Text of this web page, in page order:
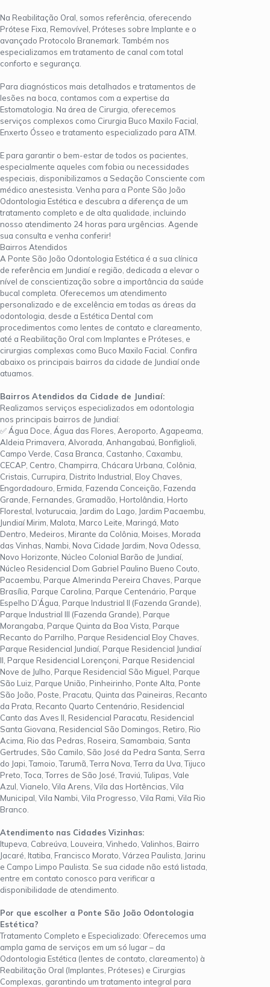
Na Reabilitação Oral, somos referência, oferecendo
Prótese Fixa, Removível, Próteses sobre Implante e o
avançado Protocolo Branemark. Também nos
especializamos em tratamento de canal com total
conforto e segurança.
Para diagnósticos mais detalhados e tratamentos de
lesões na boca, contamos com a expertise da
Estomatologia. Na área de Cirurgia, oferecemos
serviços complexos como Cirurgia Buco Maxilo Facial,
Enxerto Ósseo e tratamento especializado para ATM.
E para garantir o bem-estar de todos os pacientes,
especialmente aqueles com fobia ou necessidades
especiais, disponibilizamos a Sedação Consciente com
médico anestesista. Venha para a Ponte São João
Odontologia Estética e descubra a diferença de um
tratamento completo e de alta qualidade, incluindo
nosso atendimento 24 horas para urgências. Agende
sua consulta e venha conferir!
Bairros Atendidos
A Ponte São João Odontologia Estética é a sua clínica
de referência em Jundiaí e região, dedicada a elevar o
nível de conscientização sobre a importância da saúde
bucal completa. Oferecemos um atendimento
personalizado e de excelência em todas as áreas da
odontologia, desde a Estética Dental com
procedimentos como lentes de contato e clareamento,
até a Reabilitação Oral com Implantes e Próteses, e
cirurgias complexas como Buco Maxilo Facial. Confira
abaixo os principais bairros da cidade de Jundiaí onde
atuamos.
Bairros Atendidos da Cidade de Jundiaí:
Realizamos serviços especializados em odontologia
nos principais bairros de Jundiaí:
✅ Água Doce, Água das Flores, Aeroporto, Agapeama,
Aldeia Primavera, Alvorada, Anhangabaú, Bonfiglioli,
Campo Verde, Casa Branca, Castanho, Caxambu,
CECAP, Centro, Champirra, Chácara Urbana, Colônia,
Cristais, Currupira, Distrito Industrial, Eloy Chaves,
Engordadouro, Ermida, Fazenda Conceição, Fazenda
Grande, Fernandes, Gramadão, Hortolândia, Horto
Florestal, Ivoturucaia, Jardim do Lago, Jardim Pacaembu,
Jundiaí Mirim, Malota, Marco Leite, Maringá, Mato
Dentro, Medeiros, Mirante da Colônia, Moises, Morada
das Vinhas, Nambi, Nova Cidade Jardim, Nova Odessa,
Novo Horizonte, Núcleo Colonial Barão de Jundiaí,
Núcleo Residencial Dom Gabriel Paulino Bueno Couto,
Pacaembu, Parque Almerinda Pereira Chaves, Parque
Brasília, Parque Carolina, Parque Centenário, Parque
Espelho D’Água, Parque Industrial II (Fazenda Grande),
Parque Industrial III (Fazenda Grande), Parque
Morangaba, Parque Quinta da Boa Vista, Parque
Recanto do Parrilho, Parque Residencial Eloy Chaves,
Parque Residencial Jundiaí, Parque Residencial Jundiaí
II, Parque Residencial Lorençoni, Parque Residencial
Nove de Julho, Parque Residencial São Miguel, Parque
São Luiz, Parque União, Pinheirinho, Ponte Alta, Ponte
São João, Poste, Pracatu, Quinta das Paineiras, Recanto
da Prata, Recanto Quarto Centenário, Residencial
Canto das Aves II, Residencial Paracatu, Residencial
Santa Giovana, Residencial São Domingos, Retiro, Rio
Acima, Rio das Pedras, Roseira, Samambaia, Santa
Gertrudes, São Camilo, São José da Pedra Santa, Serra
do Japi, Tamoio, Tarumã, Terra Nova, Terra da Uva, Tijuco
Preto, Toca, Torres de São José, Traviú, Tulipas, Vale
Azul, Vianelo, Vila Arens, Vila das Hortências, Vila
Municipal, Vila Nambi, Vila Progresso, Vila Rami, Vila Rio
Branco.
Atendimento nas Cidades Vizinhas:
Itupeva, Cabreúva, Louveira, Vinhedo, Valinhos, Bairro
Jacaré, Itatiba, Francisco Morato, Várzea Paulista, Jarinu
e Campo Limpo Paulista. Se sua cidade não está listada,
entre em contato conosco para verificar a
disponibilidade de atendimento.
Por que escolher a Ponte São João Odontologia
Estética?
Tratamento Completo e Especializado: Oferecemos uma
ampla gama de serviços em um só lugar – da
Odontologia Estética (lentes de contato, clareamento) à
Reabilitação Oral (Implantes, Próteses) e Cirurgias
Complexas, garantindo um tratamento integral para